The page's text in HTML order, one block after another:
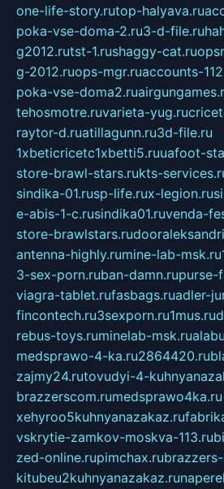
one-life-story.rutop-halyava.ru
poka-vse-doma-2.ru3-d-file.ru
g2012.rutst-1.rushaggy-cat.ru
g-2012.ruops-mgr.ruaccounts-
poka-vse-doma2.ru
tehosmotre.ruvarieta-yug.ru
raytor-d.ruatillagunn.ru3d-file.ru
1xbeticricetc1xbetti5.ruuafoot-
store-brawl-stars.rukts-
sindika-01.rusp-life.rux-legion.ru
e-abis-1-c.rusindika01.ruvenda-
store-brawlstars.ru
antenna-highly.rumine-lab-msk.ru
3-sex-porn.ruban-damn.rupurse-
viagra-tablet.rufasbags.ruadler-
fincontech.ru3sexporn.ru1mus.ru
rebus-toys.ruminelab-msk.ru
medsprawo-4-ka.ru2864420.ru
zajmy24.rutovudyi-4-
brazzerscom.rumedsprawo4ka.ru
xehyroo5kuhnyanazakaz.ru
vskrytie-zamkov-moskva-113.ru
zed-online.rupimchax.ru
kitubeu2kuhnyanazakaz.ru